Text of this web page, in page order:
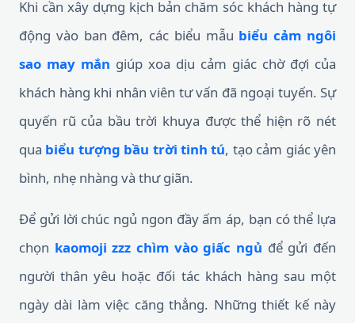
Khi cần xây dựng kịch bản chăm sóc khách hàng tự
động vào ban đêm, các biểu mẫu biểu cảm ngôi
sao may mắn giúp xoa dịu cảm giác chờ đợi của
khách hàng khi nhân viên tư vấn đã ngoại tuyến. Sự
quyến rũ của bầu trời khuya được thể hiện rõ nét
qua biểu tượng bầu trời tinh tú, tạo cảm giác yên
bình, nhẹ nhàng và thư giãn.
Để gửi lời chúc ngủ ngon đầy ấm áp, bạn có thể lựa
chọn kaomoji zzz chìm vào giấc ngủ để gửi đến
người thân yêu hoặc đối tác khách hàng sau một
ngày dài làm việc căng thẳng. Những thiết kế này